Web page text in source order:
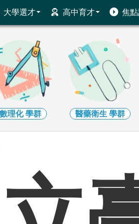
大學選才 高中育才 焦
系統
數理化學群 醫藥衛生 學群